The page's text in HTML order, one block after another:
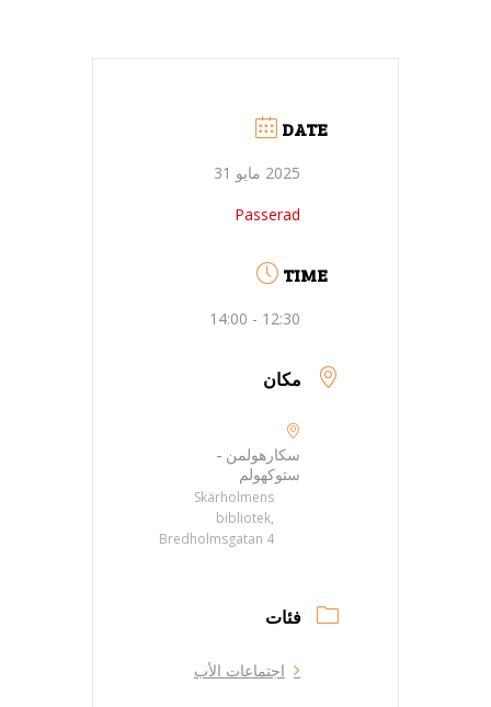
DATE
2025 مايو 31
Passerad
TIME
12:30 - 14:00
مكان
سكارهولمن -
ستوكهولم
Skärholmens
bibliotek,
Bredholmsgatan 4
فئات
اجتماعات الأب